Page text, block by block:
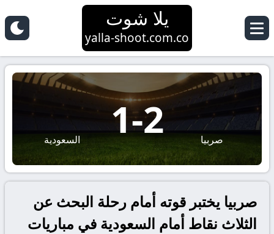
يلا شوت
yalla-shoot.com.co
صربيا 2
-
1 السعودية
صربيا يختبر قوته أمام رحلة البحث عن
الثلاث نقاط أمام السعودية في مباريات